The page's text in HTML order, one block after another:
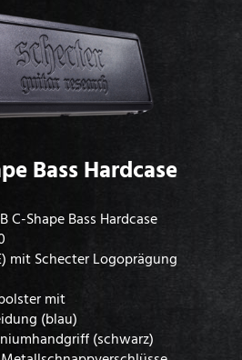
Bass Hardcase
C-Shape Bass Hardcase
mit Schecter Logoprägung
mit
(blau)
(schwarz)